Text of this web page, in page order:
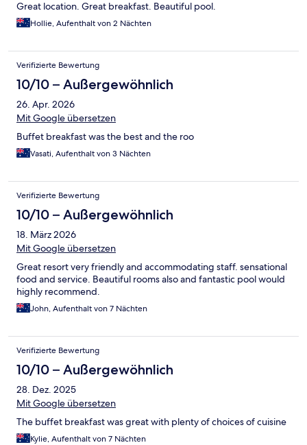
Great location. Great breakfast. Beautiful pool.
Hollie, Aufenthalt von 2 Nächten
Verifizierte Bewertung
10/10 – Außergewöhnlich
26. Apr. 2026
Mit Google übersetzen
Buffet breakfast was the best and the roo
Vasati, Aufenthalt von 3 Nächten
Verifizierte Bewertung
10/10 – Außergewöhnlich
18. März 2026
Mit Google übersetzen
Great resort very friendly and accommodating staff. sensational
food and service. Beautiful rooms also and fantastic pool would
highly recommend.
John, Aufenthalt von 7 Nächten
Verifizierte Bewertung
10/10 – Außergewöhnlich
28. Dez. 2025
Mit Google übersetzen
The buffet breakfast was great with plenty of choices of cuisine
Kylie, Aufenthalt von 7 Nächten